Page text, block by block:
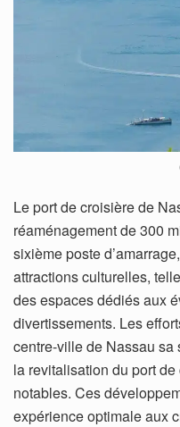
Le port de croisière de
réaménagement de 300
sixième poste
attractions culturelles,
des espaces dédiés aux
divertissements. Les
centre-ville de Nassau sa
la revitalisation du port
notables. Ces
expérience optimale aux